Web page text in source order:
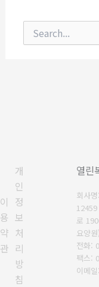
이
용
약
관
개
인
정
보
처
리
방
침
열린
회사
로
요양원)
전화:
팩스:
이메